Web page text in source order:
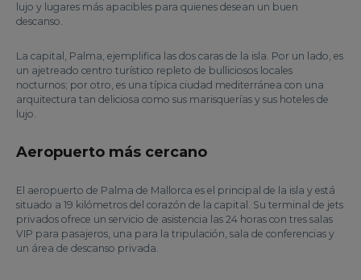
lujo y lugares más apacibles para quienes desean un buen
descanso.
La capital, Palma, ejemplifica las dos caras de la isla. Por un lado, es
un ajetreado centro turístico repleto de bulliciosos locales
nocturnos; por otro, es una típica ciudad mediterránea con una
arquitectura tan deliciosa como sus marisquerías y sus hoteles de
lujo.
Aeropuerto más cercano
El aeropuerto de Palma de Mallorca es el principal de la isla y está
situado a 19 kilómetros del corazón de la capital. Su terminal de jets
privados ofrece un servicio de asistencia las 24 horas con tres salas
VIP para pasajeros, una para la tripulación, sala de conferencias y
un área de descanso privada.